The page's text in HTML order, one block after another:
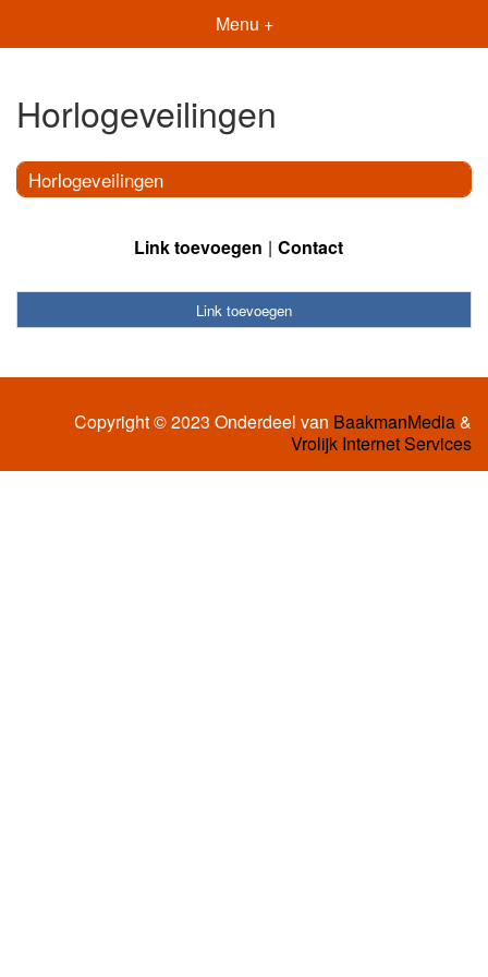
Menu +
Horlogeveilingen
Horlogeveilingen
Link toevoegen Contact
Link toevoegen
Copyright © 2023 Onderdeel van BaakmanMedia&
Vrolijk Internet Services